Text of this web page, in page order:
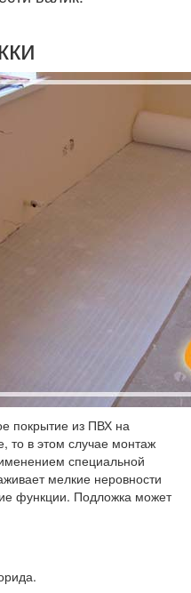
покрытие из ПВХ на
то в этом случае монтаж
специальной
мелкие неровности
функции. Подложка может